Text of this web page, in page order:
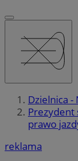
Dzielnica
Prezydent
prawo
reklama